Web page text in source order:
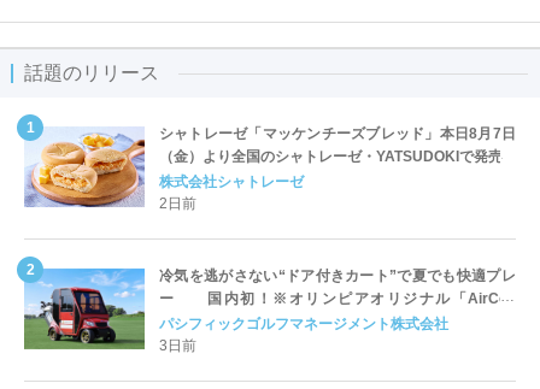
話題のリリース
シャトレーゼ「マッケンチーズブレッド」本日8月7日
（金）より全国のシャトレーゼ・YATSUDOKIで発売
株式会社シャトレーゼ
2日前
冷気を逃がさない“ドア付きカート”で夏でも快適プレ
ー 国内初！※オリンピアオリジナル「AirCon
Cart（エアコンカート）」導入 | ＰＧＭ
パシフィックゴルフマネージメント株式会社
3日前